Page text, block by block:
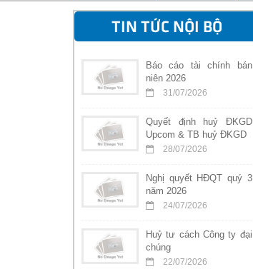
TIN TỨC NỘI BỘ
Báo cáo tài chính bán
niên 2026
31/07/2026
Quyết định huỷ ĐKGD
Upcom & TB huỷ ĐKGD
28/07/2026
Nghị quyết HĐQT quý 3
năm 2026
24/07/2026
Huỷ tư cách Công ty đại
chúng
22/07/2026